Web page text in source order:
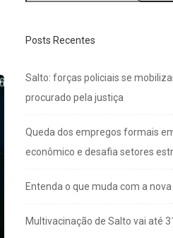
Posts Recentes
Salto: forças policiais se
procurado pela justiça
Queda dos empregos formais
econômico e desafia setores
Entenda o que muda com a nova
Multivacinação de Salto vai até